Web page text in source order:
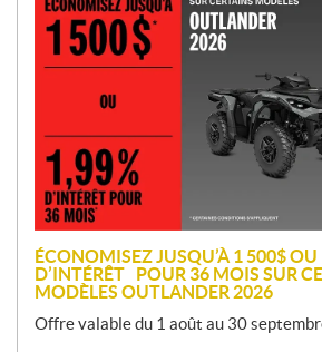
m
o
n
ÉCONOMISEZ JUSQU’À 1 500$
D’INTÉRÊT POUR 36 MOIS SUR
MODÈLES OUTLANDER 2026
Offre valable du 1 août au 30